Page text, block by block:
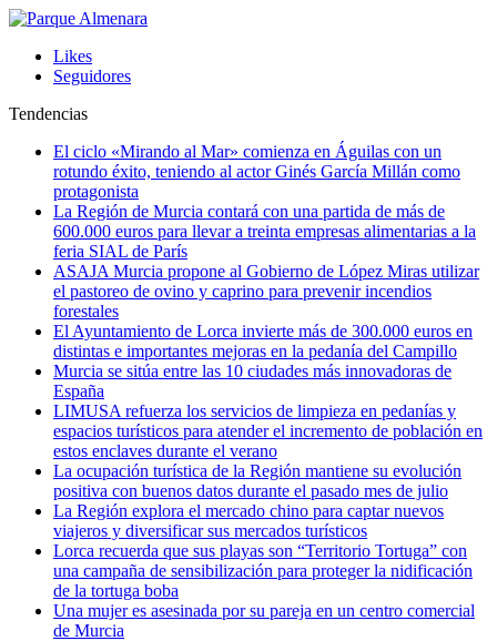
Likes
Seguidores
Tendencias
El ciclo «Mirando al Mar» comienza en Águilas con un
rotundo éxito, teniendo al actor Ginés García Millán como
protagonista
La Región de Murcia contará con una partida de más de
600.000 euros para llevar a treinta empresas alimentarias a la
feria SIAL de París
ASAJA Murcia propone al Gobierno de López Miras utilizar
el pastoreo de ovino y caprino para prevenir incendios
forestales
El Ayuntamiento de Lorca invierte más de 300.000 euros en
distintas e importantes mejoras en la pedanía del Campillo
Murcia se sitúa entre las 10 ciudades más innovadoras de
España
LIMUSA refuerza los servicios de limpieza en pedanías y
espacios turísticos para atender el incremento de población en
estos enclaves durante el verano
La ocupación turística de la Región mantiene su evolución
positiva con buenos datos durante el pasado mes de julio
La Región explora el mercado chino para captar nuevos
viajeros y diversificar sus mercados turísticos
Lorca recuerda que sus playas son “Territorio Tortuga” con
una campaña de sensibilización para proteger la nidificación
de la tortuga boba
Una mujer es asesinada por su pareja en un centro comercial
de Murcia